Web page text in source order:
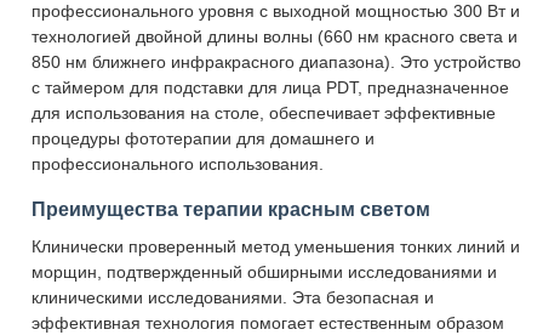
профессионального уровня с выходной мощностью 300 Вт и
технологией двойной длины волны (660 нм красного света и
850 нм ближнего инфракрасного диапазона). Это устройство
с таймером для подставки для лица PDT, предназначенное
для использования на столе, обеспечивает эффективные
процедуры фототерапии для домашнего и
профессионального использования.
Преимущества терапии красным светом
Клинически проверенный метод уменьшения тонких линий и
морщин, подтвержденный обширными исследованиями и
клиническими исследованиями. Эта безопасная и
эффективная технология помогает естественным образом